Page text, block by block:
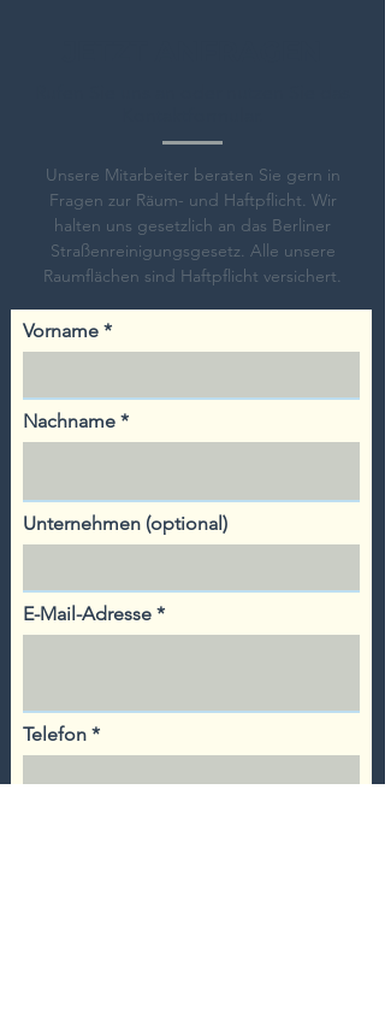
Unsere Mitarbeiter beraten Sie gern in
Fragen zur Räum- und Haftpflicht. Wir
halten uns gesetzlich an das Berliner
Straßenreinigungsgesetz. Alle unsere
Raumflächen sind Haftpflicht versichert.
Vorname
Nachname
Unternehmen (optional)
E-Mail-Adresse
Telefon